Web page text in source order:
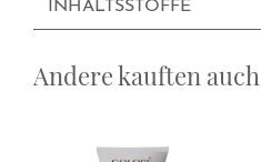
INHALTSSTOFFE
Andere kauften auch